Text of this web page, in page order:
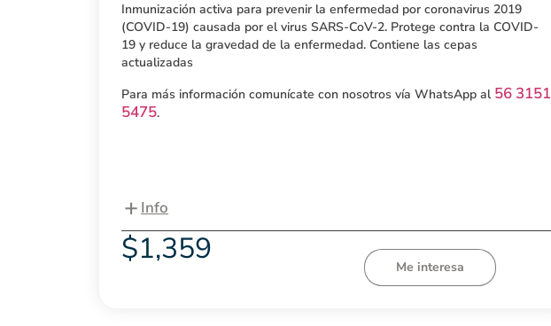
Inmunización activa para prevenir la enfermedad por coronavirus 2019
(COVID-19) causada por el virus SARS-CoV-2. Protege contra la COVID-
19 y reduce la gravedad de la enfermedad. Contiene las cepas
actualizadas
Para más información comunícate con nosotros vía WhatsApp al 56 3151
5475.
+ Info
$1,359 Me interesa